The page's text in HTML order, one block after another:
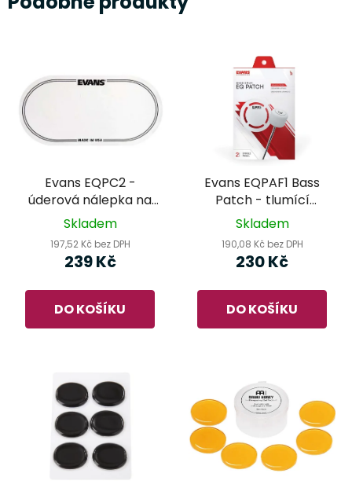
Evans EQPC2 -
úderová nálepka na
basový buben
Skladem
197,52 Kč bez DPH
239 Kč
DO KOŠÍKU
Evans EQPAF1 Bass
Patch - tlumící
kroužek
Skladem
190,08 Kč bez DPH
230 Kč
DO KOŠÍKU